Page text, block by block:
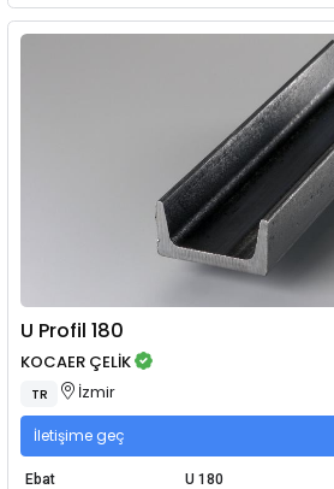
U Profil 180
KOCAER ÇELİK
TR İzmir
İletişime geç
Ebat
U 180